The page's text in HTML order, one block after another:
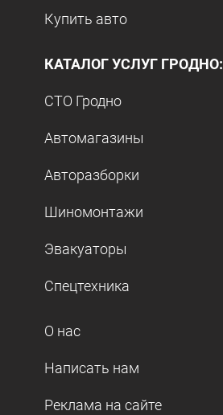
Купить авто
КАТАЛОГ УСЛУГ ГРОДНО:
СТО Гродно
Автомагазины
Авторазборки
Шиномонтажи
Эвакуаторы
Спецтехника
О нас
Написать нам
Реклама на сайте